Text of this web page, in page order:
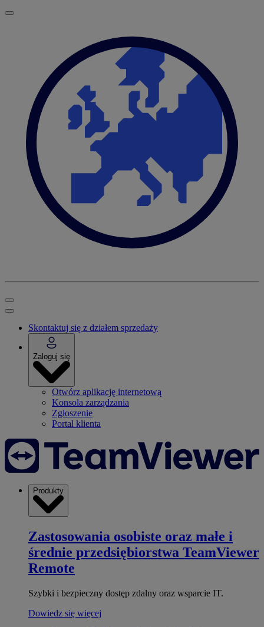
Skontaktuj się z działem sprzedaży
Zaloguj się
Otwórz aplikację internetową
Konsola zarządzania
Zgłoszenie
Portal klienta
Produkty
Zastosowania osobiste oraz małe i
średnie przedsiębiorstwa TeamViewer
Remote
Szybki i bezpieczny dostęp zdalny oraz wsparcie IT.
Dowiedz się więcej